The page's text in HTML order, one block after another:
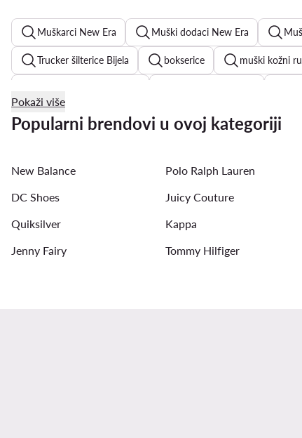
Muškarci New Era Muški dodaci New Era
Trucker šilterice Bijela bokserice muški kožni
muške kožne sandale muške putne torbe
Pokaži više
Popularni brendovi u ovoj kategoriji
New Balance Polo Ralph Lauren
DC Shoes
Juicy Couture
Quiksilver
Kappa
Jenny Fairy
Tommy Hilfiger